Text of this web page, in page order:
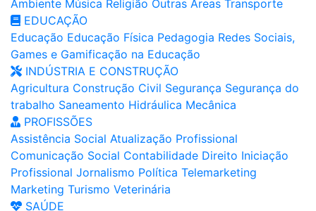
Ambiente Música Religião Outras Áreas Transporte
EDUCAÇÃO
Educação Educação Física Pedagogia Redes Sociais,
Games e Gamificação na Educação
INDÚSTRIA E CONSTRUÇÃO
Agricultura Construção Civil Segurança Segurança do
trabalho Saneamento Hidráulica Mecânica
PROFISSÕES
Assistência Social Atualização Profissional
Comunicação Social Contabilidade Direito Iniciação
Profissional Jornalismo Política Telemarketing
Marketing Turismo Veterinária
SAÚDE